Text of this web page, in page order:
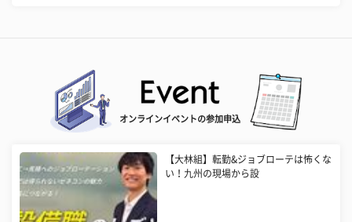
オンラインイベントの参加申込
【大林組】転勤&ジョブローテは怖くな
い！九州の現場から設